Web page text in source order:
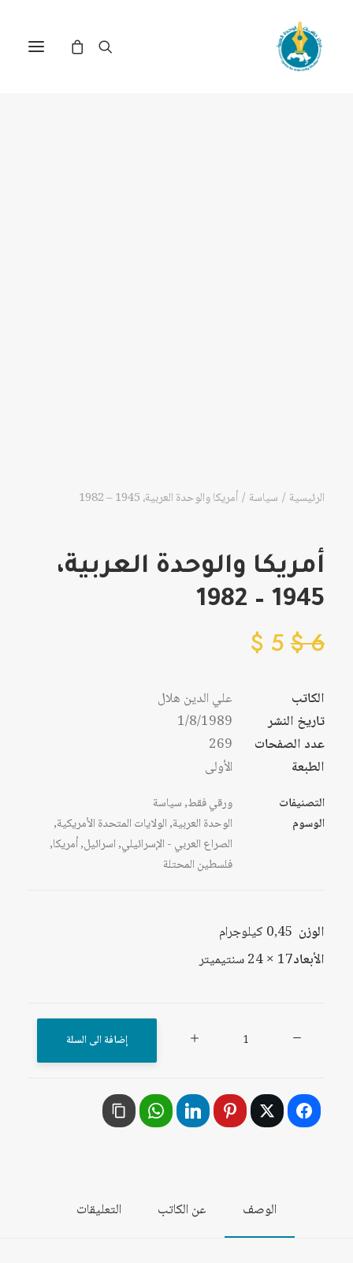
الرئيسية سياسة أمريكا والوحدة العربية، 1945 – 1982
أمريكا والوحدة العربية،
1945 – 1982
6
$
5
$
الكاتب
علي الدين هلال
تاريخ النشر
1/8/1989
عدد الصفحات
269
الطبعة
الأولى
التصنيفات ورقي فقط,سياسة
الوسوم
الوحدة العربية,الولايات المتحدة الأمريكية,
الصراع العربي - الإسرائيلي,اسرائيل,أمريكا,
فلسطين المحتلة
الوزن 0,45 كيلوجرام
الأبعاد17 × 24 سنتيميتر
العربية،
1945
إضافة الى السلة
الوصف عن الكاتب التعليقات